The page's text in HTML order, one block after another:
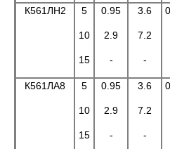
К561ЛН2 5
10
15
0.95
2.9
-
3.6
7.2
-
К561ЛА8 5
10
15
0.95
2.9
-
3.6
7.2
-